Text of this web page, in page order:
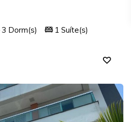
3 Dorm(s)
1 Suíte(s)